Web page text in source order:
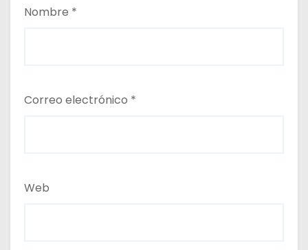
Nombre *
Correo electrónico *
Web